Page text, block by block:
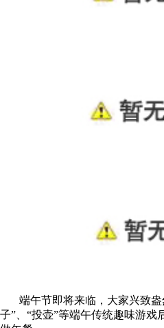
端午节即将来临，大家兴致盎
子”、“投壶”等端午传统趣味游